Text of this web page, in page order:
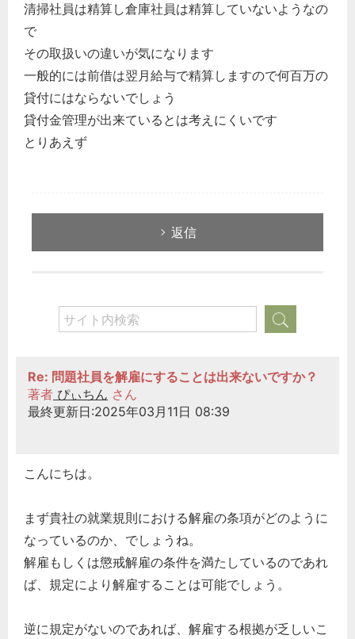
清掃社員は精算し倉庫社員は精算していないようなの
で
その取扱いの違いが気になります
一般的には前借は翌月給与で精算しますので何百万の
貸付にはならないでしょう
貸付金管理が出来ているとは考えにくいです
とりあえず
返信
Re: 問題社員を解雇にすることは出来ないですか？
著者 ぴぃちん さん
最終更新日:2025年03月11日 08:39
こんにちは。
まず貴社の就業規則における解雇の条項がどのように
なっているのか、でしょうね。
解雇もしくは懲戒解雇の条件を満たしているのであれ
ば、規定により解雇することは可能でしょう。
逆に規定がないのであれば、解雇する根拠が乏しいこ